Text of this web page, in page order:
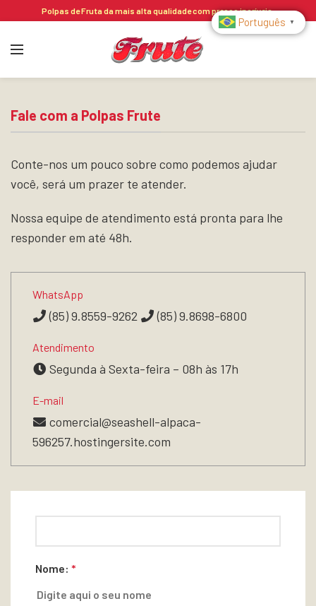
Polpas de Fruta da mais alta qualidade com preços incríveis.
Fale com a Polpas Frute
Conte-nos um pouco sobre como podemos ajudar
você, será um prazer te atender.
Nossa equipe de atendimento está pronta para lhe
responder em até 48h.
WhatsApp
(85) 9.8559-9262 (85) 9.8698-6800
Atendimento
Segunda à Sexta-feira – 08h às 17h
E-mail
comercial@seashell-alpaca-
596257.hostingersite.com
Nome: *
Português ▼